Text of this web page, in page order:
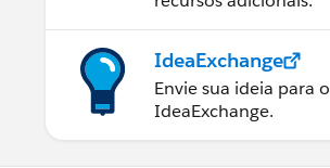
IdeaExchange
Envie sua ideia para o
IdeaExchange.